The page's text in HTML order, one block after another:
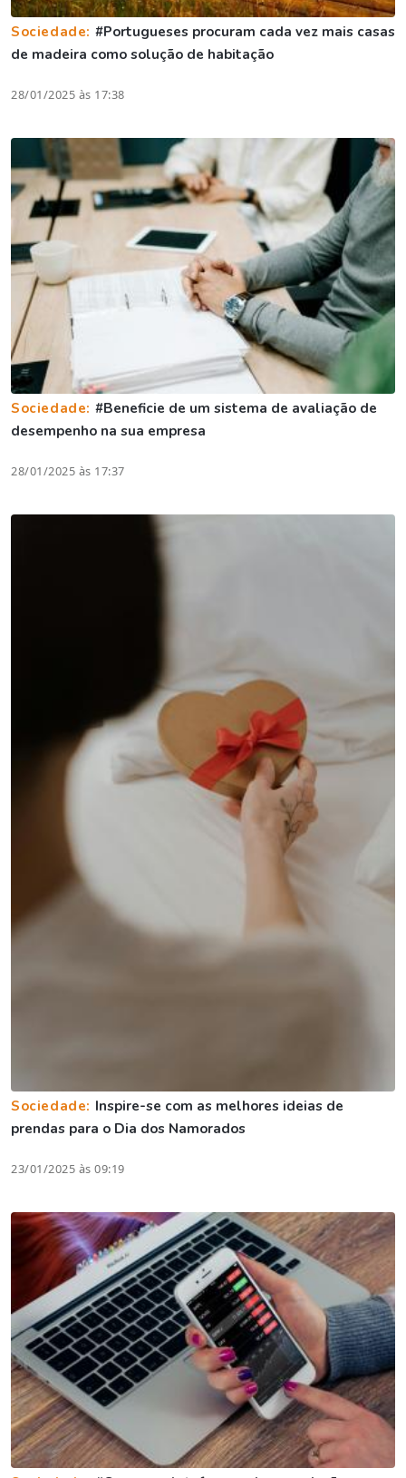
Sociedade: #Portugueses procuram cada vez mais casas
de madeira como solução de habitação
28/01/2025 às 17:38
Sociedade: #Beneficie de um sistema de avaliação de
desempenho na sua empresa
28/01/2025 às 17:37
Sociedade: Inspire-se com as melhores ideias de
prendas para o Dia dos Namorados
23/01/2025 às 09:19